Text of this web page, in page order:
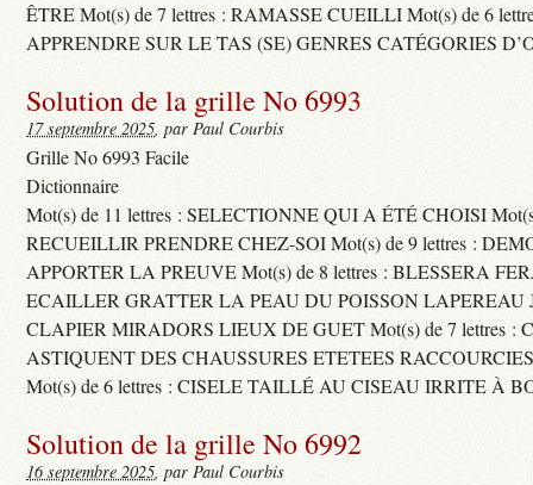
ÊTRE Mot(s) de 7 lettres : RAMASSE CUEILLI Mot(s) de 6
APPRENDRE SUR LE TAS (SE) GENRES CATÉGORIES
Solution de la grille No 6993
17 septembre 2025, par Paul Courbis
Grille No 6993 Facile
Dictionnaire
Mot(s) de 11 lettres : SELECTIONNE QUI A ÉTÉ CHOISI
RECUEILLIR PRENDRE CHEZ-SOI Mot(s) de 9 lettres :
APPORTER LA PREUVE Mot(s) de 8 lettres : BLESSERA
ECAILLER GRATTER LA PEAU DU POISSON LAPEREAU
CLAPIER MIRADORS LIEUX DE GUET Mot(s) de 7 lettres :
ASTIQUENT DES CHAUSSURES ETETEES
Mot(s) de 6 lettres : CISELE TAILLÉ AU CISEAU IRRITE À
Solution de la grille No 6992
16 septembre 2025, par Paul Courbis